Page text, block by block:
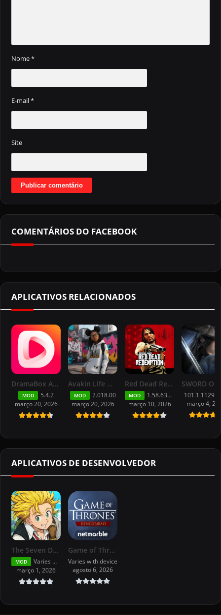
Nome*
E-mail*
Site
COMENTÁRIOS DO FACEBOOK
APLICATIVOS RELACIONADOS
DramaBox APK (MOD, Premium Grátis)
MOD
5.4.2
março 20, 2026
Avakin Life Mod APK (MENU,XP/Desbloqueado)
MOD
2.018.00
março 20, 2026
Red Dead Redemption Mobile – MOD, Sem Netflix For Android
MOD
1.58.63226194
março 10, 2026
março 4,
APLICATIVOS DE DESENVOLVEDOR
The Seven Deadly Sins: Origin
MOD
Varies with device
março 1, 2026
Game of Thrones: Kingsroad
Varies with device
agosto 6, 2026